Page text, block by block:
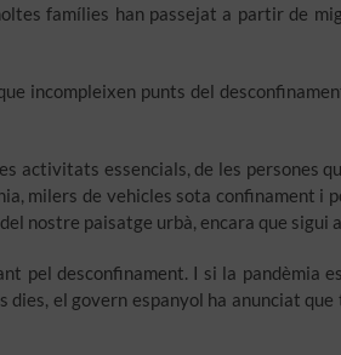
famílies han passejat a partir de
incompleixen punts del
activitats essencials, de les persones
milers de vehicles sota confinament i
nostre paisatge urbà, encara que sigui
pel desconfinament. I si la pandèmia
el govern espanyol ha anunciat